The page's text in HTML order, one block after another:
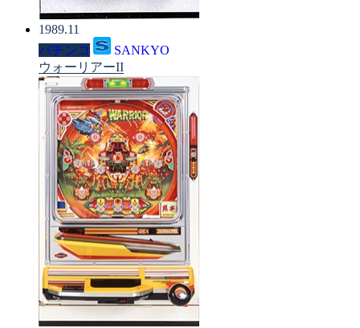
1989.11
パチンコ
SANKYO
ウォーリアーII